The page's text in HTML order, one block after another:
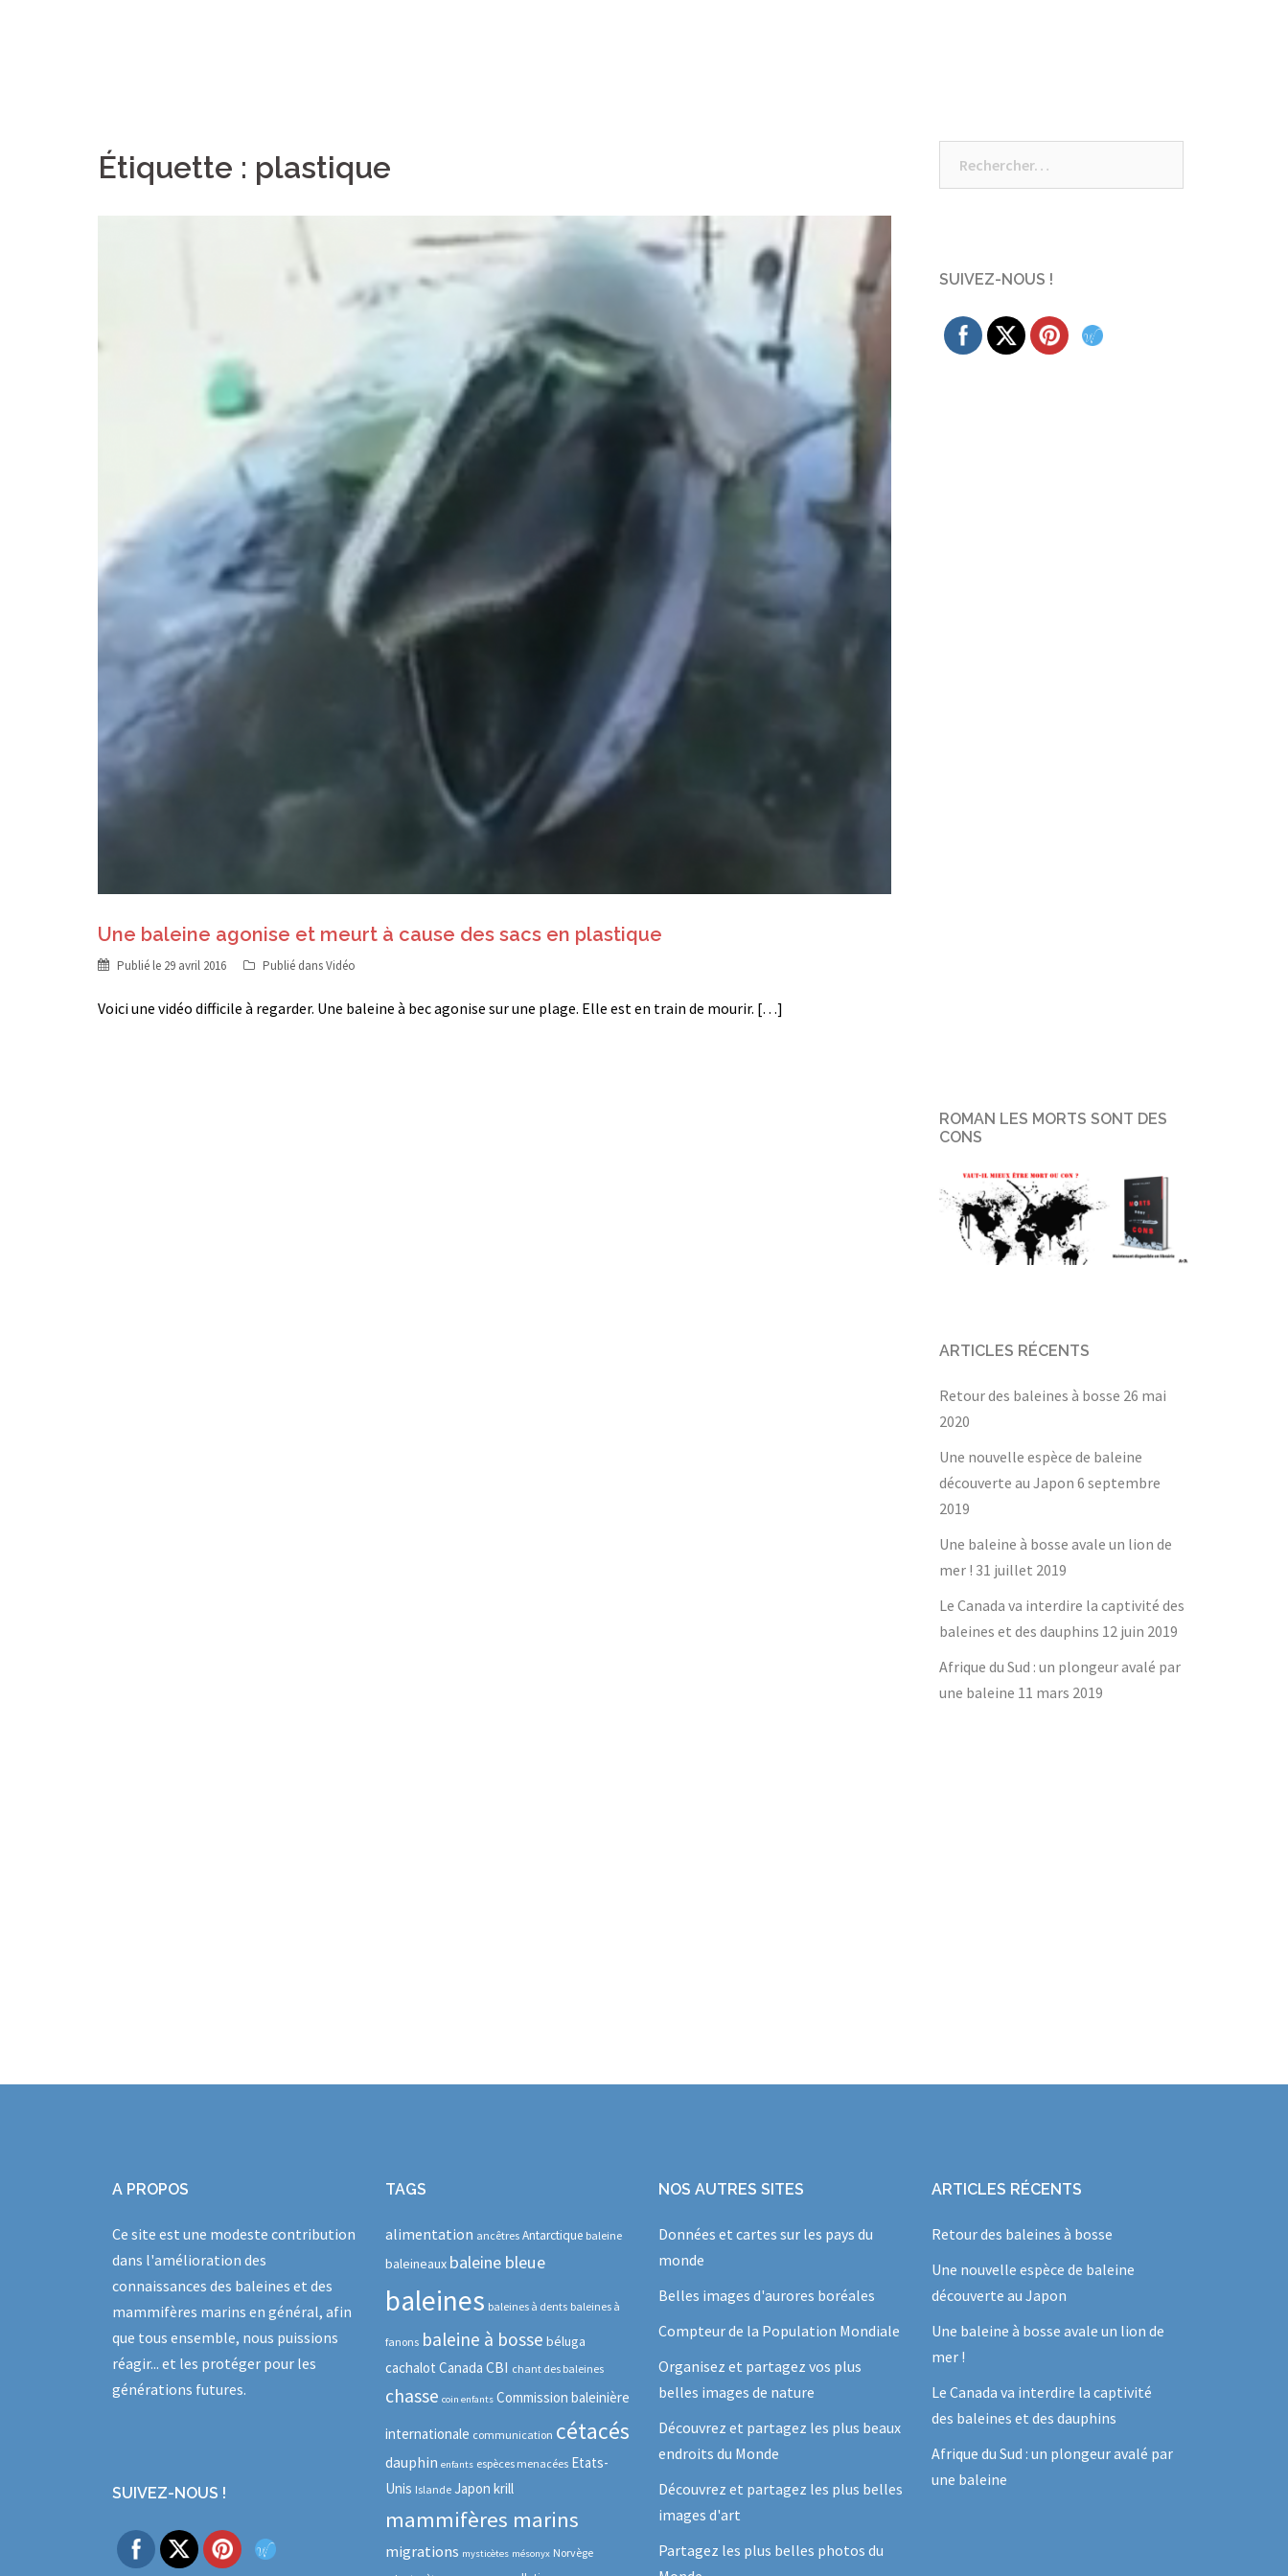
Étiquette : plastique
Une baleine agonise et meurt à cause des sacs en plastique
Publié le 29 avril 2016 Publié dansVidéo
Voici une vidéo difficile à regarder. Une baleine à bec agonise sur une plage. Elle est en train de mourir. […]
SUIVEZ-NOUS !
ROMAN LES MORTS SONT DES
CONS
ARTICLES RÉCENTS
Retour des baleines à bosse 26 mai
2020
Une nouvelle espèce de baleine
découverte au Japon 6 septembre
2019
Une baleine à bosse avale un lion de
mer ! 31 juillet 2019
Le Canada va interdire la captivité des
baleines et des dauphins 12 juin 2019
Afrique du Sud : un plongeur avalé par
une baleine 11 mars 2019
A PROPOS
Ce site est une modeste contribution
dans l'amélioration des
connaissances des baleines et des
mammifères marins en général, afin
que tous ensemble, nous puissions
réagir... et les protéger pour les
générations futures.
SUIVEZ-NOUS !
TAGS
alimentation ancêtres Antarctique baleine
baleineaux baleine bleue
baleines baleines à dents baleines à
fanons baleine à bosse béluga
cachalot Canada CBI chant des baleines
chasse coin enfants Commission baleinière
internationale communication cétacés
dauphin enfants espèces menacées Etats-
Unis Islande Japon krill
mammifères marins
migrations mysticètes mésonyx Norvège
NOS AUTRES SITES
Données et cartes sur les pays du
monde
Belles images d'aurores boréales
Compteur de la Population Mondiale
Organisez et partagez vos plus
belles images de nature
Découvrez et partagez les plus beaux
endroits du Monde
Découvrez et partagez les plus belles
images d'art
Partagez les plus belles photos du
ARTICLES RÉCENTS
Retour des baleines à bosse
Une nouvelle espèce de baleine
découverte au Japon
Une baleine à bosse avale un lion de
mer !
Le Canada va interdire la captivité
des baleines et des dauphins
Afrique du Sud : un plongeur avalé par
une baleine